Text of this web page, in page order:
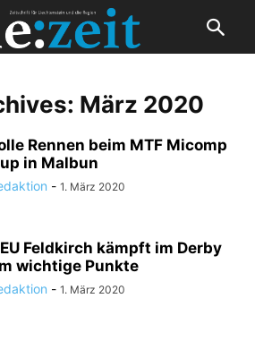
März 2020
Rennen beim MTF Micomp
in Malbun
- 1. März 2020
Feldkirch kämpft im Derby
wichtige Punkte
- 1. März 2020